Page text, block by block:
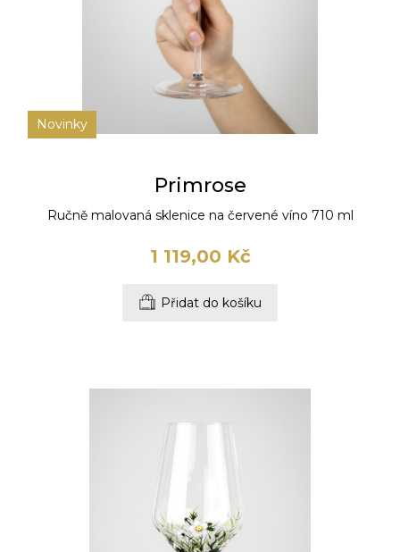
Novinky
Primrose
Ručně malovaná sklenice na červené víno 710 ml
1 119,00 Kč
Přidat do košíku